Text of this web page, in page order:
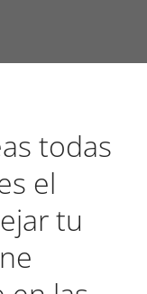
todas
el
tu